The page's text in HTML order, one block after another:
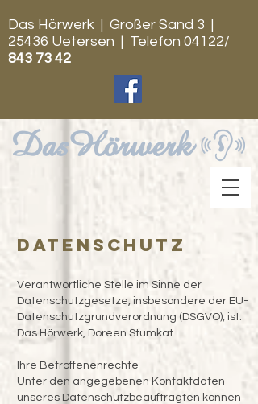
Das Hörwerk | Großer Sand 3 |
25436 Uetersen | Telefon 04122/
843 73 42
datenschutz
Verantwortliche Stelle im Sinne der
Datenschutzgesetze, insbesondere der EU-
Datenschutzgrundverordnung (DSGVO), ist:
Das Hörwerk, Doreen Stumkat
Ihre Betroffenenrechte
Unter den angegebenen Kontaktdaten
unseres Datenschutzbeauftragten können